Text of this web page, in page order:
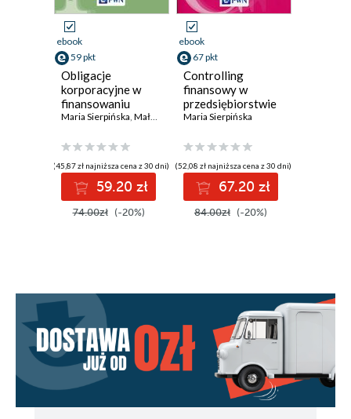
ebook
59 pkt
Obligacje
korporacyjne w
finansowaniu
rozwoju
Maria Sierpińska, Małgorzata Kowalik ,Agata Sierpińska-Sawicz
(45,87 zł najniższa cena z 30 dni)
59.20 zł
74.00zł (-20%)
ebook
67 pkt
Controlling
finansowy w
przedsiębiorstwie
Maria Sierpińska
(52,08 zł najniższa cena z 30 dni)
67.20 zł
84.00zł (-20%)